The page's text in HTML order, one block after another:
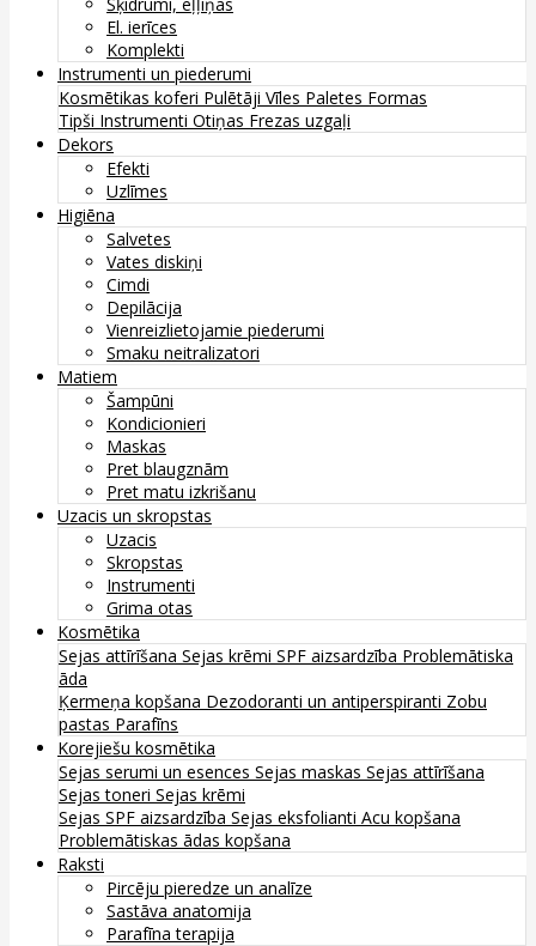
El. ierīces
Komplekti
Instrumenti un piederumi
Kosmētikas koferi Pulētāji Vīles Paletes Formas
Tipši Instrumenti Otiņas Frezas uzgaļi
Dekors
Efekti
Uzlīmes
Higiēna
Salvetes
Vates diskiņi
Cimdi
Depilācija
Vienreizlietojamie piederumi
Smaku neitralizatori
Matiem
Šampūni
Kondicionieri
Maskas
Pret blaugznām
Pret matu izkrišanu
Uzacis un skropstas
Uzacis
Skropstas
Instrumenti
Grima otas
Kosmētika
Sejas attīrīšana Sejas krēmi SPF aizsardzība Problemātiska
āda
Ķermeņa kopšana Dezodoranti un antiperspiranti Zobu
pastas Parafīns
Korejiešu kosmētika
Sejas serumi un esences Sejas maskas Sejas attīrīšana
Sejas toneri Sejas krēmi
Sejas SPF aizsardzība Sejas eksfolianti Acu kopšana
Problemātiskas ādas kopšana
Raksti
Pircēju pieredze un analīze
Sastāva anatomija
Parafīna terapija